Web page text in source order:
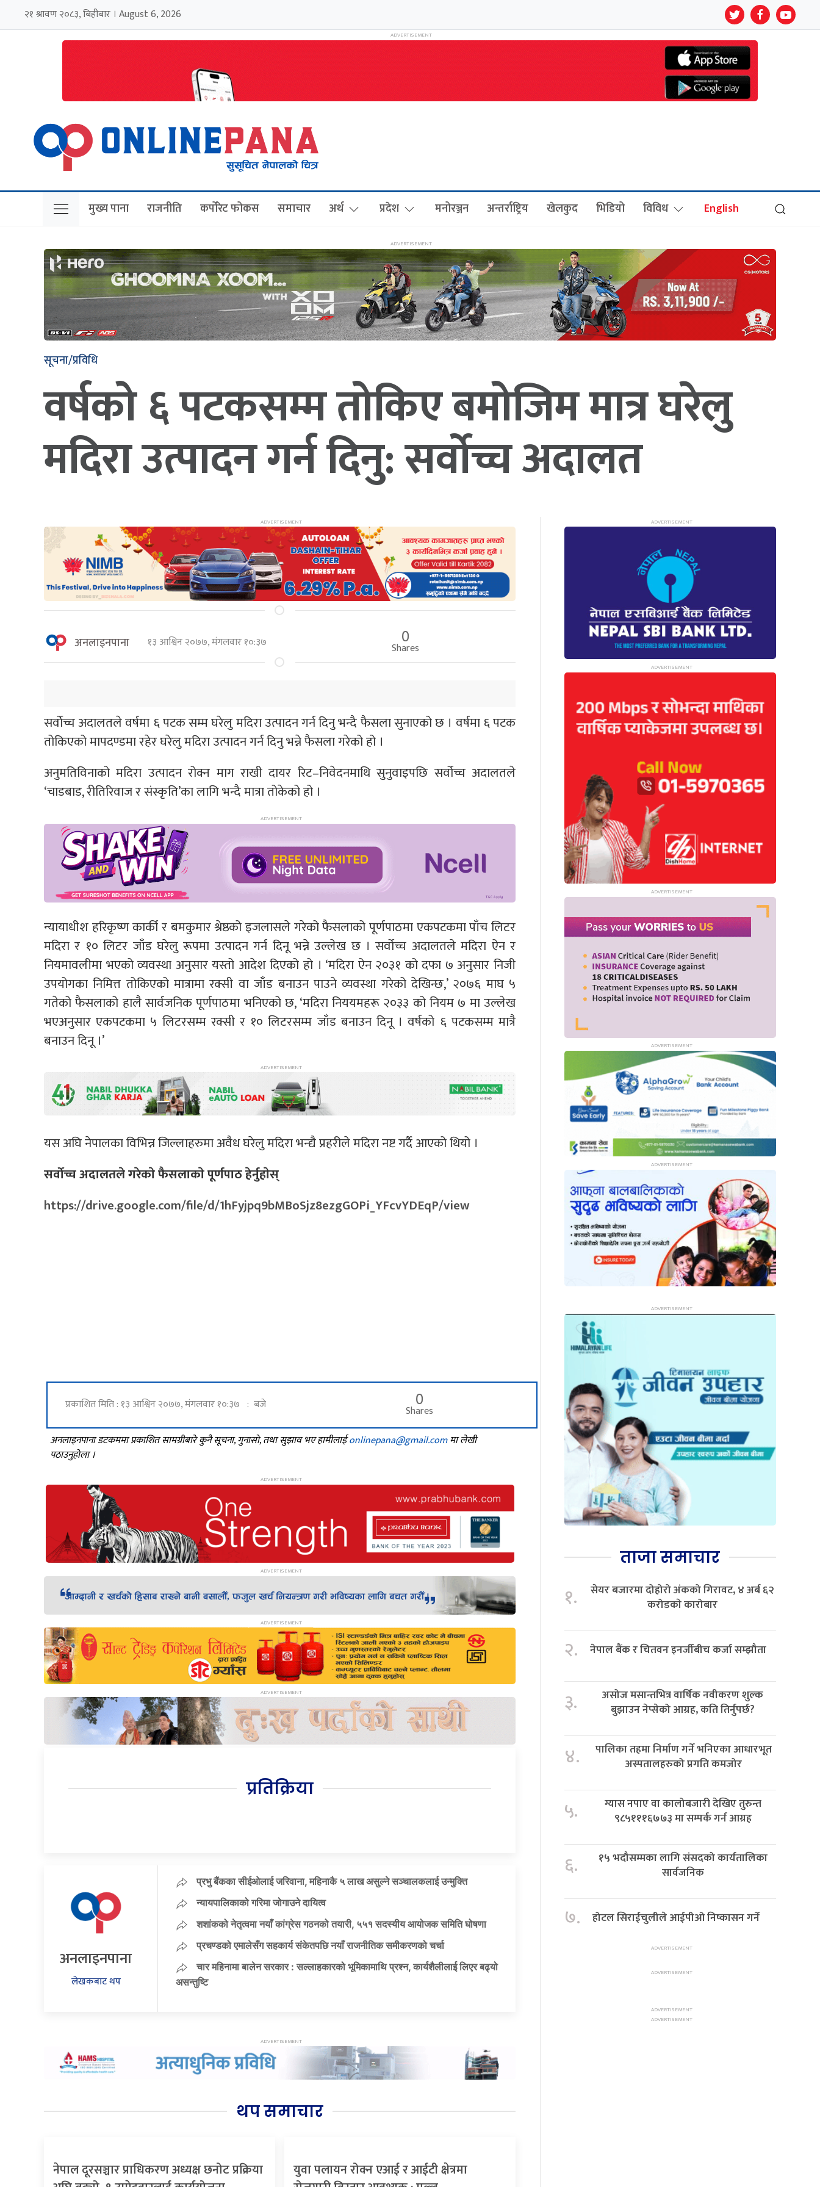
२१ श्रावण २०८३, बिहीबार । August 6, 2026
मुख्य पाना राजनीति कर्पोरेट फोकस समाचार अर्थ प्रदेश मनोरञ्जन अन्तर्राष्ट्रिय खेलकुद भिडियो विविध English
सूचना/प्रविधि
वर्षको ६ पटकसम्म तोकिए बमोजिम मात्र घरेलु
मदिरा उत्पादन गर्न दिनु: सर्वाेच्च अदालत
अनलाइनपाना १३ आश्विन २०७७, मंगलवार १०:३७ 0
Shares
सर्वाेच्च अदालतले वर्षमा ६ पटक सम्म घरेलु मदिरा उत्पादन गर्न दिनु भन्दै फैसला सुनाएको छ । वर्षमा ६ पटक
तोकिएको मापदण्डमा रहेर घरेलु मदिरा उत्पादन गर्न दिनु भन्ने फैसला गरेको हो ।
अनुमतिविनाको मदिरा उत्पादन रोक्न माग राखी दायर रिट–निवेदनमाथि सुनुवाइपछि सर्वोच्च अदालतले
‘चाडबाड, रीतिरिवाज र संस्कृति’का लागि भन्दै मात्रा तोकेको हो ।
न्यायाधीश हरिकृष्ण कार्की र बमकुमार श्रेष्ठको इजलासले गरेको फैसलाको पूर्णपाठमा एकपटकमा पाँच लिटर
मदिरा र १० लिटर जाँड घरेलु रूपमा उत्पादन गर्न दिनू भन्ने उल्लेख छ । सर्वोच्च अदालतले मदिरा ऐन र
नियमावलीमा भएको व्यवस्था अनुसार यस्तो आदेश दिएको हो । ‘मदिरा ऐन २०३१ को दफा ७ अनुसार निजी
उपयोगका निमित्त तोकिएको मात्रामा रक्सी वा जाँड बनाउन पाउने व्यवस्था गरेको देखिन्छ,’ २०७६ माघ ५
गतेको फैसलाको हालै सार्वजनिक पूर्णपाठमा भनिएको छ, ‘मदिरा निययमहरू २०३३ को नियम ७ मा उल्लेख
भएअनुसार एकपटकमा ५ लिटरसम्म रक्सी र १० लिटरसम्म जाँड बनाउन दिनू । वर्षको ६ पटकसम्म मात्रै
बनाउन दिनू ।’
यस अघि नेपालका विभिन्न जिल्लाहरुमा अवैध घरेलु मदिरा भन्द्यै प्रहरीले मदिरा नष्ट गर्दै आएको थियो ।
सर्वाेच्च अदालतले गरेकाे फैसलाकाे पूर्णपाठ हेर्नुहाेस्
https://drive.google.com/file/d/1hFyjpq9bMBoSjz8ezgGOPi_YFcvYDEqP/view
प्रकाशित मिति : १३ आश्विन २०७७, मंगलवार १०:३७ : बजे 0
Shares
अनलाइनपाना डटकममा प्रकाशित सामग्रीबारे कुनै सूचना, गुनासो, तथा सुझाव भए हामीलाईonlinepana@gmail.comमा लेखी
पठाउनुहोला ।
प्रतिक्रिया
अनलाइनपाना
लेखकबाट थप
प्रभु बैंकका सीईओलाई जरिवाना, महिनाकै ५ लाख असुल्ने सञ्चालकलाई उन्मुक्ति
न्यायपालिकाको गरिमा जोगाउने दायित्व
शशांकको नेतृत्वमा नयाँ कांग्रेस गठनको तयारी, ५५१ सदस्यीय आयोजक समिति घोषणा
प्रचण्डको एमालेसँग सहकार्य संकेतपछि नयाँ राजनीतिक समीकरणको चर्चा
चार महिनामा बालेन सरकार : सल्लाहकारको भूमिकामाथि प्रश्न, कार्यशैलीलाई लिएर बढ्यो
असन्तुष्टि
थप समाचार
नेपाल दूरसञ्चार प्राधिकरण अध्यक्ष छनोट प्रक्रिया
युवा पलायन रोक्न एआई र आईटी क्षेत्रमा
ताजा समाचार
१.
सेयर बजारमा दोहोरो अंकको गिरावट, ४ अर्ब ६२
करोडकाे कारोबार
२. नेपाल बैंक र चितवन इनर्जीबीच कर्जा सम्झौता
३.
असोज मसान्तभित्र वार्षिक नवीकरण शुल्क
बुझाउन नेप्सेको आग्रह, कति तिर्नुपर्छ?
४.
पालिका तहमा निर्माण गर्ने भनिएका आधारभूत
अस्पतालहरुको प्रगति कमजोर
५.
ग्यास नपाए वा कालोबजारी देखिए तुरुन्त
९८५१११६७७३ मा सम्पर्क गर्न आग्रह
६.
१५ भदौसम्मका लागि संसदको कार्यतालिका
सार्वजनिक
७. होटल सिराईचुलीले आईपीओ निष्कासन गर्ने